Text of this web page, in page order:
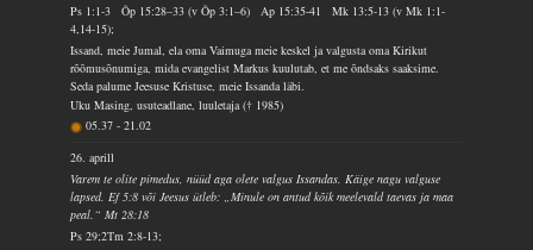
Ps 1:1-3 Õp 15:28–33 (v Õp 3:1–6) Ap 15:35-41 Mk 13:5-13 (v Mk 1:1-
4,14-15);
Issand, meie Jumal, ela oma Vaimuga meie keskel ja valgusta oma Kirikut
rõõmusõnumiga, mida evangelist Markus kuulutab, et me õndsaks saaksime.
Seda palume Jeesuse Kristuse, meie Issanda läbi.
Uku Masing, usuteadlane, luuletaja († 1985)
05.37-21.02
26. aprill
Varem te olite pimedus, nüüd aga olete valgus Issandas. Käige nagu valguse
lapsed. Ef 5:8 või Jeesus ütleb: „Minule on antud kõik meelevald taevas ja maa
peal.“ Mt 28:18
Ps 29;2Tm 2:8-13;